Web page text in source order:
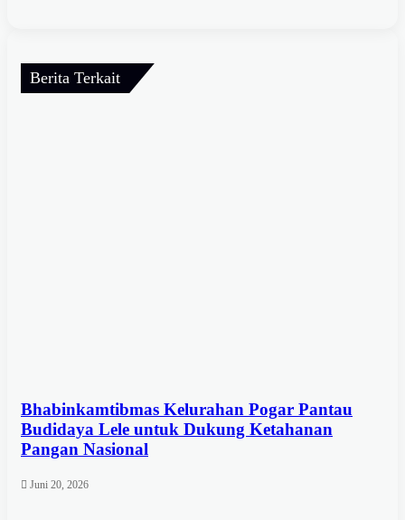
Berita Terkait
Bhabinkamtibmas Kelurahan Pogar Pantau
Budidaya Lele untuk Dukung Ketahanan
Pangan Nasional
Juni 20, 2026